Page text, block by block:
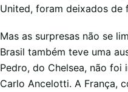
United, foram deixados de
Mas as surpresas não se
Brasil também teve uma
Pedro, do Chelsea, não
Carlo Ancelotti. A França,